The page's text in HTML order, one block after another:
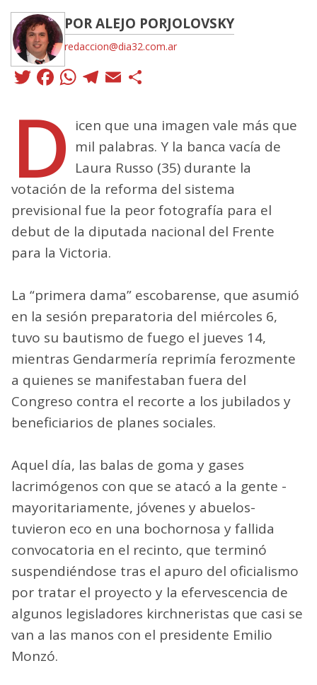
POR ALEJO PORJOLOVSKY
redaccion@dia32.com.ar
Twitter
Facebook
WhatsApp
Telegram
Email
D icen que una imagen vale más que
mil palabras. Y la banca vacía de
Laura Russo (35) durante la
votación de la reforma del sistema
previsional fue la peor fotografía para el
debut de la diputada nacional del Frente
para la Victoria.
La “primera dama” escobarense, que asumió
en la sesión preparatoria del miércoles 6,
tuvo su bautismo de fuego el jueves 14,
mientras Gendarmería reprimía ferozmente
a quienes se manifestaban fuera del
Congreso contra el recorte a los jubilados y
beneficiarios de planes sociales.
Aquel día, las balas de goma y gases
lacrimógenos con que se atacó a la gente -
mayoritariamente, jóvenes y abuelos-
tuvieron eco en una bochornosa y fallida
convocatoria en el recinto, que terminó
suspendiéndose tras el apuro del oficialismo
por tratar el proyecto y la efervescencia de
algunos legisladores kirchneristas que casi se
van a las manos con el presidente Emilio
Monzó.